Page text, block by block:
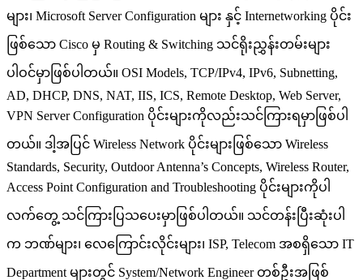
များ၊ Microsoft Server Configuration များ နှင့် Internetworking ပိုင်း
ဖြစ်သော Cisco မှ Routing & Switching သင်ရိုးညွှန်းတမ်းများ
ပါဝင်မှာဖြစ်ပါတယ်။ OSI Models, TCP/IPv4, IPv6, Subnetting,
AD, DHCP, DNS, NAT, IIS, ICS, Remote Desktop, Web Server,
VPN Server Configuration ပိုင်းများကိုလည်းသင်ကြားရမှာဖြစ်ပါ
တယ်။ ဒါ့အပြင် Wireless Network ပိုင်းများဖြစ်သော Wireless
Standards, Security, Outdoor Antenna’s Concepts, Wireless Router,
Access Point Configuration and Troubleshooting ပိုင်းများကိုပါ
လက်တွေ့ သင်ကြားပြသပေးမှာဖြစ်ပါတယ်။ သင်တန်းပြီးဆုံးပါ
က ဘဏ်များ၊ လေကြောင်းလိုင်းများ၊ ISP, Telecom အစရှိသော IT
Department များတွင် System/Network Engineer တစ်ဦးအဖြစ်